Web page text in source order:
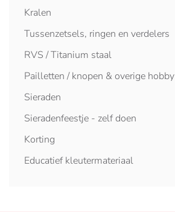
Kralen
Tussenzetsels, ringen en verdelers
RVS / Titanium staal
Pailletten / knopen & overige hobby
Sieraden
Sieradenfeestje - zelf doen
Korting
Educatief kleutermateriaal